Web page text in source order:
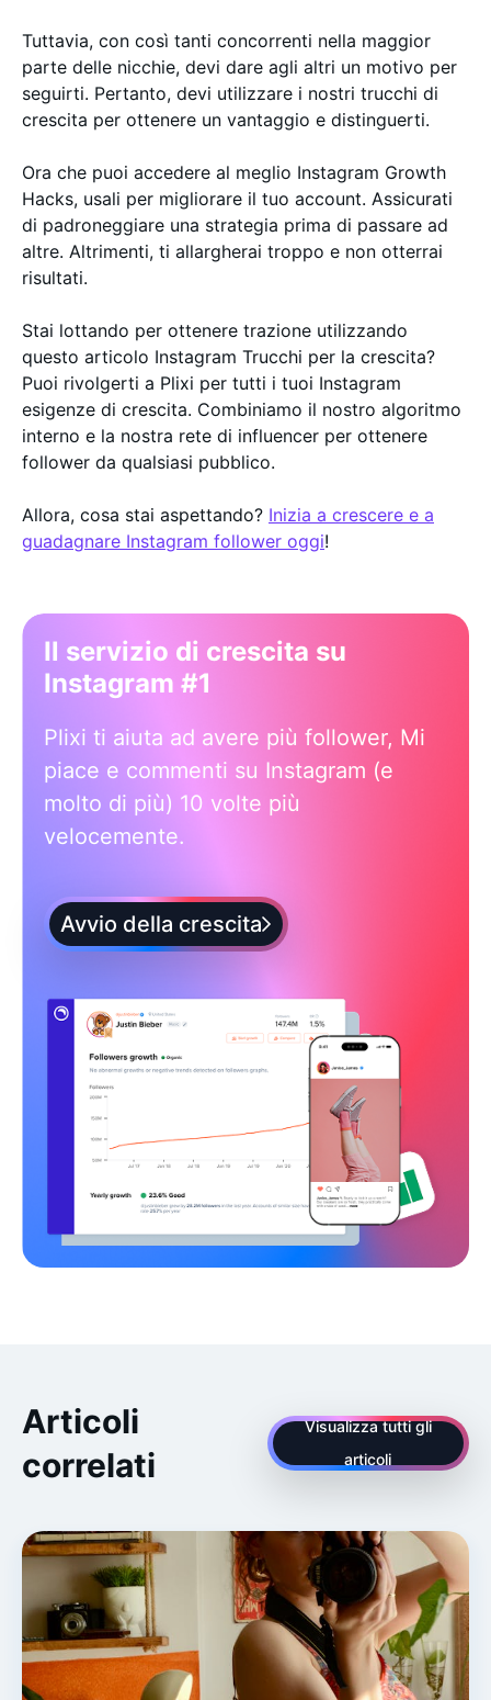
Tuttavia, con così tanti concorrenti nella maggior
parte delle nicchie, devi dare agli altri un motivo per
seguirti. Pertanto, devi utilizzare i nostri trucchi di
crescita per ottenere un vantaggio e distinguerti.
Ora che puoi accedere al meglio Instagram Growth
Hacks, usali per migliorare il tuo account. Assicurati
di padroneggiare una strategia prima di passare ad
altre. Altrimenti, ti allargherai troppo e non otterrai
risultati.
Stai lottando per ottenere trazione utilizzando
questo articolo Instagram Trucchi per la crescita?
Puoi rivolgerti a Plixi per tutti i tuoi Instagram
esigenze di crescita. Combiniamo il nostro algoritmo
interno e la nostra rete di influencer per ottenere
follower da qualsiasi pubblico.
Allora, cosa stai aspettando? Inizia a crescere e a
guadagnare Instagram follower oggi!
Il servizio di crescita su
Instagram #1
Plixi ti aiuta ad avere più follower, Mi
piace e commenti su Instagram (e
molto di più) 10 volte più
velocemente.
Avvio della crescita
Articoli
correlati
Visualizza tutti gli
articoli